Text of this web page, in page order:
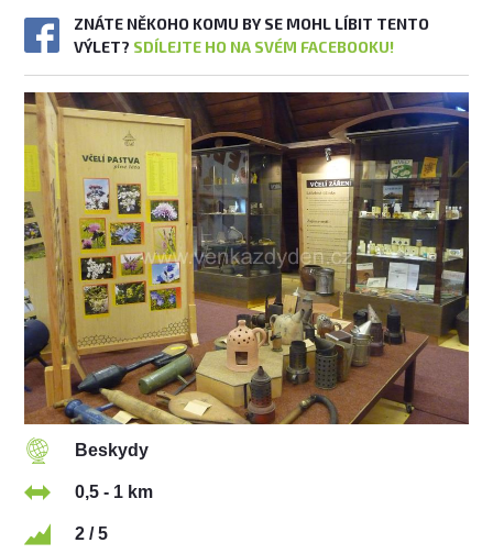
ZNÁTE NĚKOHO KOMU BY SE MOHL LÍBIT TENTO
VÝLET? SDÍLEJTE HO NA SVÉM FACEBOOKU!
Beskydy
0,5 - 1 km
2 / 5